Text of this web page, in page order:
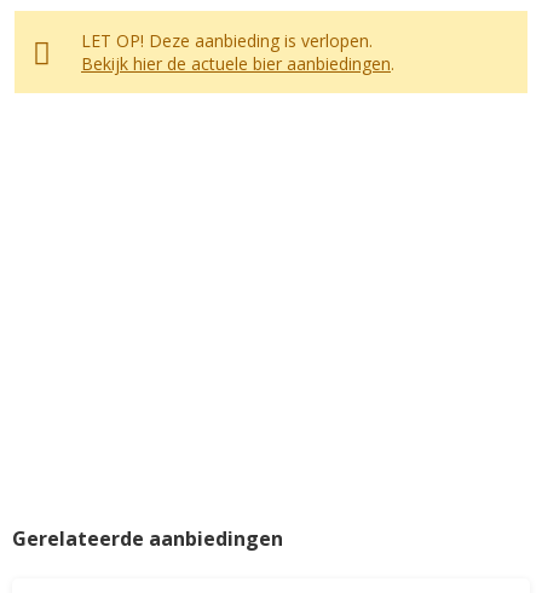
LET OP! Deze aanbieding is verlopen.
Bekijk hier de actuele bier aanbiedingen.
Gerelateerde aanbiedingen